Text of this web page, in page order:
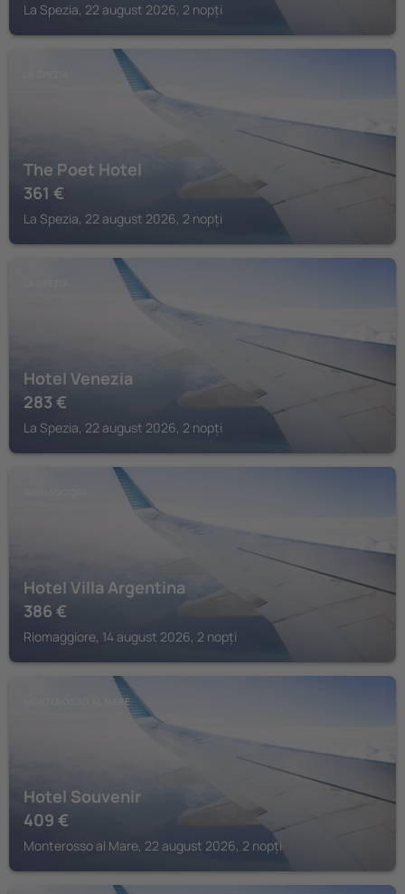
La Spezia, 22 august 2026, 2 nopți
The Poet Hotel
361 €
La Spezia, 22 august 2026, 2 nopți
Hotel Venezia
283 €
La Spezia, 22 august 2026, 2 nopți
Hotel Villa Argentina
386 €
Riomaggiore, 14 august 2026, 2 nopți
MONTEROSSO AL MARE
Hotel Souvenir
409 €
Monterosso al Mare, 22 august 2026, 2 nopți